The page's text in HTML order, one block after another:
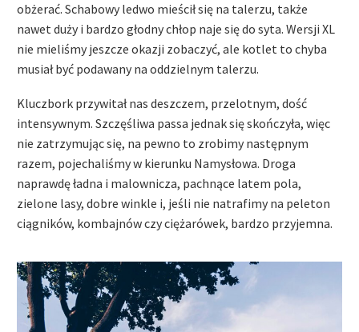
obżerać. Schabowy ledwo mieścił się na talerzu, także
nawet duży i bardzo głodny chłop naje się do syta. Wersji XL
nie mieliśmy jeszcze okazji zobaczyć, ale kotlet to chyba
musiał być podawany na oddzielnym talerzu.
Kluczbork przywitał nas deszczem, przelotnym, dość
intensywnym. Szczęśliwa passa jednak się skończyła, więc
nie zatrzymując się, na pewno to zrobimy następnym
razem, pojechaliśmy w kierunku Namysłowa. Droga
naprawdę ładna i malownicza, pachnące latem pola,
zielone lasy, dobre winkle i, jeśli nie natrafimy na peleton
ciągników, kombajnów czy ciężarówek, bardzo przyjemna.